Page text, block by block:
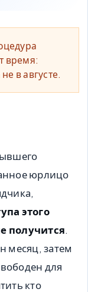
время:
в августе.
юрлицо
этого
получится.
месяц, затем
для
кто